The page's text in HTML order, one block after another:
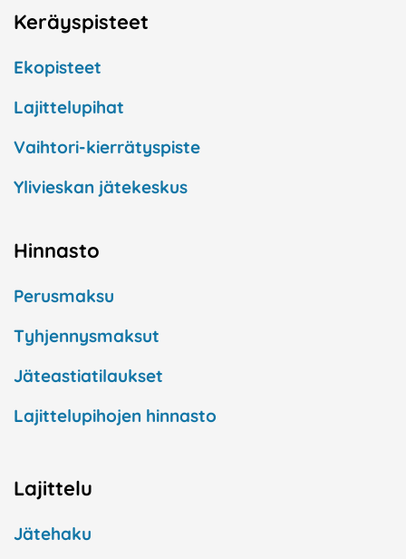
Keräyspisteet
Ekopisteet
Lajittelupihat
Vaihtori-kierrätyspiste
Ylivieskan jätekeskus
Hinnasto
Perusmaksu
Tyhjennysmaksut
Jäteastiatilaukset
Lajittelupihojen hinnasto
Lajittelu
Jätehaku